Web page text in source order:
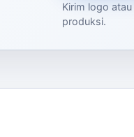
Kirim logo
produksi.